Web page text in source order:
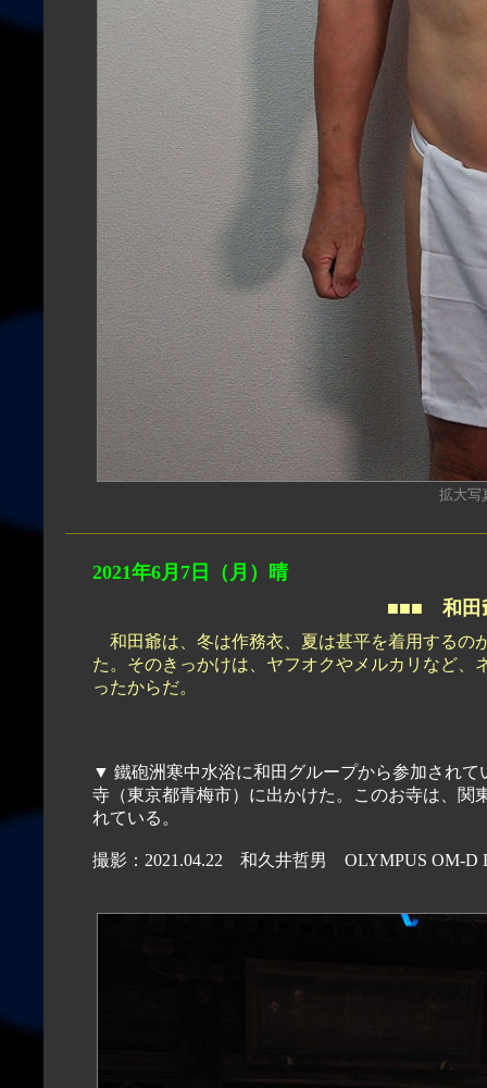
拡大写
2021年6月 7 日（月）晴
■■■ 和
和田爺は、冬は作務衣、夏は甚平を着用するの
た。そのきっかけは、ヤフオクやメルカリなど
ったからだ。
▼ 鐵砲洲寒中水浴に和田グループから参加されている浅草出身の江戸っ子・和久井哲男さんと着物姿で塩船観音
寺（東京都青梅市）に出かけた。このお寺は、
れている。
撮影：2021.04.22 和久井哲男 OLYMPUS OM-D